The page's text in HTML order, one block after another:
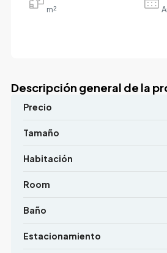
m²
Descripción general de la
Precio
Tamaño
Habitación
Room
Baño
Estacionamiento